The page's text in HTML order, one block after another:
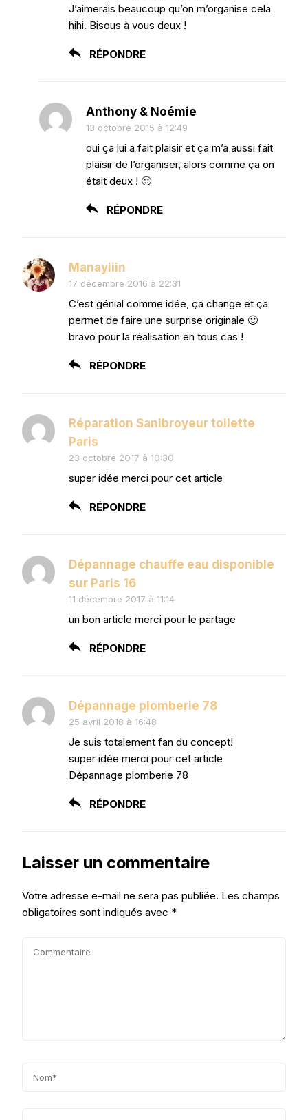
J’aimerais beaucoup qu’on m’organise cela
hihi. Bisous à vous deux !
RÉPONDRE
Anthony & Noémie
13 octobre 2015 à 12:49
oui ça lui a fait plaisir et ça m’a aussi fait
plaisir de l’organiser, alors comme ça on
était deux ! 🙂
RÉPONDRE
Manayiiin
17 décembre 2016 à 22:31
C’est génial comme idée, ça change et ça
permet de faire une surprise originale 🙂
bravo pour la réalisation en tous cas !
RÉPONDRE
Réparation Sanibroyeur toilette
Paris
23 octobre 2017 à 10:30
super idée merci pour cet article
RÉPONDRE
Dépannage chauffe eau disponible
sur Paris 16
11 décembre 2017 à 11:14
un bon article merci pour le partage
RÉPONDRE
Dépannage plomberie 78
25 avril 2018 à 16:48
Je suis totalement fan du concept!
super idée merci pour cet article
Dépannage plomberie 78
RÉPONDRE
Laisser un commentaire
Votre adresse e-mail ne sera pas publiée. Les champs
obligatoires sont indiqués avec *